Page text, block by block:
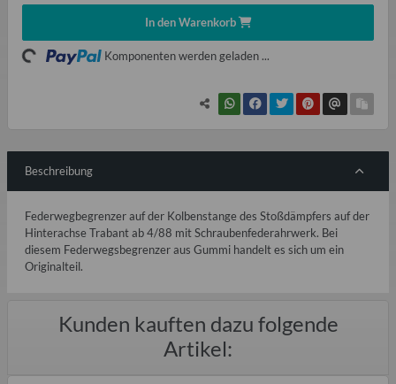
In den Warenkorb
Loading... Komponenten werden geladen ...
Beschreibung
Federwegbegrenzer auf der Kolbenstange des Stoßdämpfers auf der
Hinterachse Trabant ab 4/88 mit Schraubenfederahrwerk. Bei
diesem Federwegsbegrenzer aus Gummi handelt es sich um ein
Originalteil.
Kunden kauften dazu folgende
Artikel: